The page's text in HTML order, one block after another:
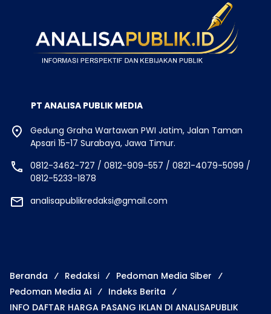
PT ANALISA PUBLIK MEDIA
Gedung Graha Wartawan PWI Jatim, Jalan Taman
Apsari 15-17 Surabaya, Jawa Timur.
0812-3462-727 / 0812-909-557 / 0821-4079-5099 /
0812-5233-1878
analisapublikredaksi@gmail.com
Beranda Redaksi
Pedoman Media Siber
Pedoman Media Ai
Indeks Berita
INFO DAFTAR HARGA PASANG IKLAN DI ANALISAPUBLIK